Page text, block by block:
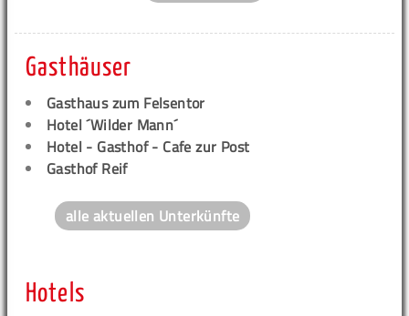
Gasthäuser
Gasthaus zum Felsentor
Hotel ´Wilder Mann´
Hotel - Gasthof - Cafe zur Post
Gasthof Reif
alle aktuellen Unterkünfte
Hotels